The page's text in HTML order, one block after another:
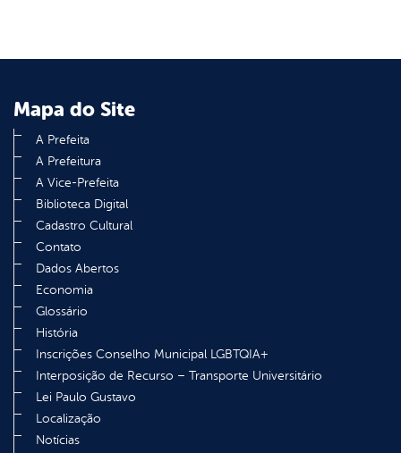
Mapa do Site
A Prefeita
A Prefeitura
A Vice-Prefeita
Biblioteca Digital
Cadastro Cultural
Contato
Dados Abertos
Economia
Glossário
História
Inscrições Conselho Municipal LGBTQIA+
Interposição de Recurso – Transporte Universitário
Lei Paulo Gustavo
Localização
Notícias